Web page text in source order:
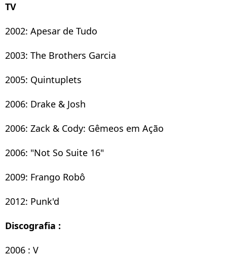
TV
2002: Apesar de Tudo
2003: The Brothers Garcia
2005: Quintuplets
2006: Drake & Josh
2006: Zack & Cody: Gêmeos em Ação
2006: "Not So Suite 16"
2009: Frango Robô
2012: Punk'd
Discografia :
2006 : V